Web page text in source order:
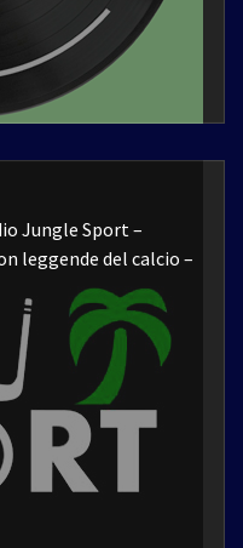
Jungle Sport –
leggende del calcio –